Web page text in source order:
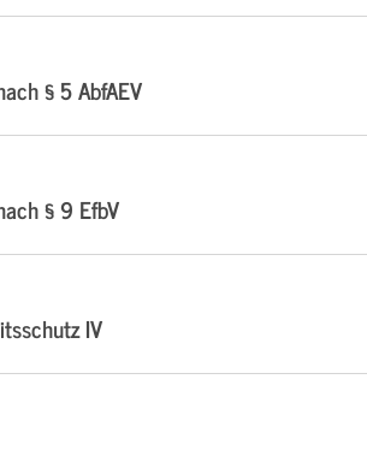
§ 5 AbfAEV
§ 9 EfbV
IV